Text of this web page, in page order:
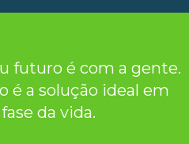
futuro é com a gente.
é a solução ideal em
da vida.